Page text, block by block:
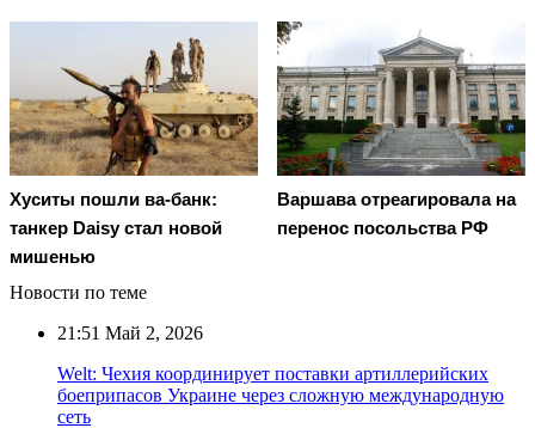
Хуситы пошли ва-банк:
танкер Daisy стал новой
мишенью
Варшава отреагировала на
перенос посольства РФ
Новости по теме
21:51 Май 2, 2026
Welt: Чехия координирует поставки артиллерийских
боеприпасов Украине через сложную международную
сеть